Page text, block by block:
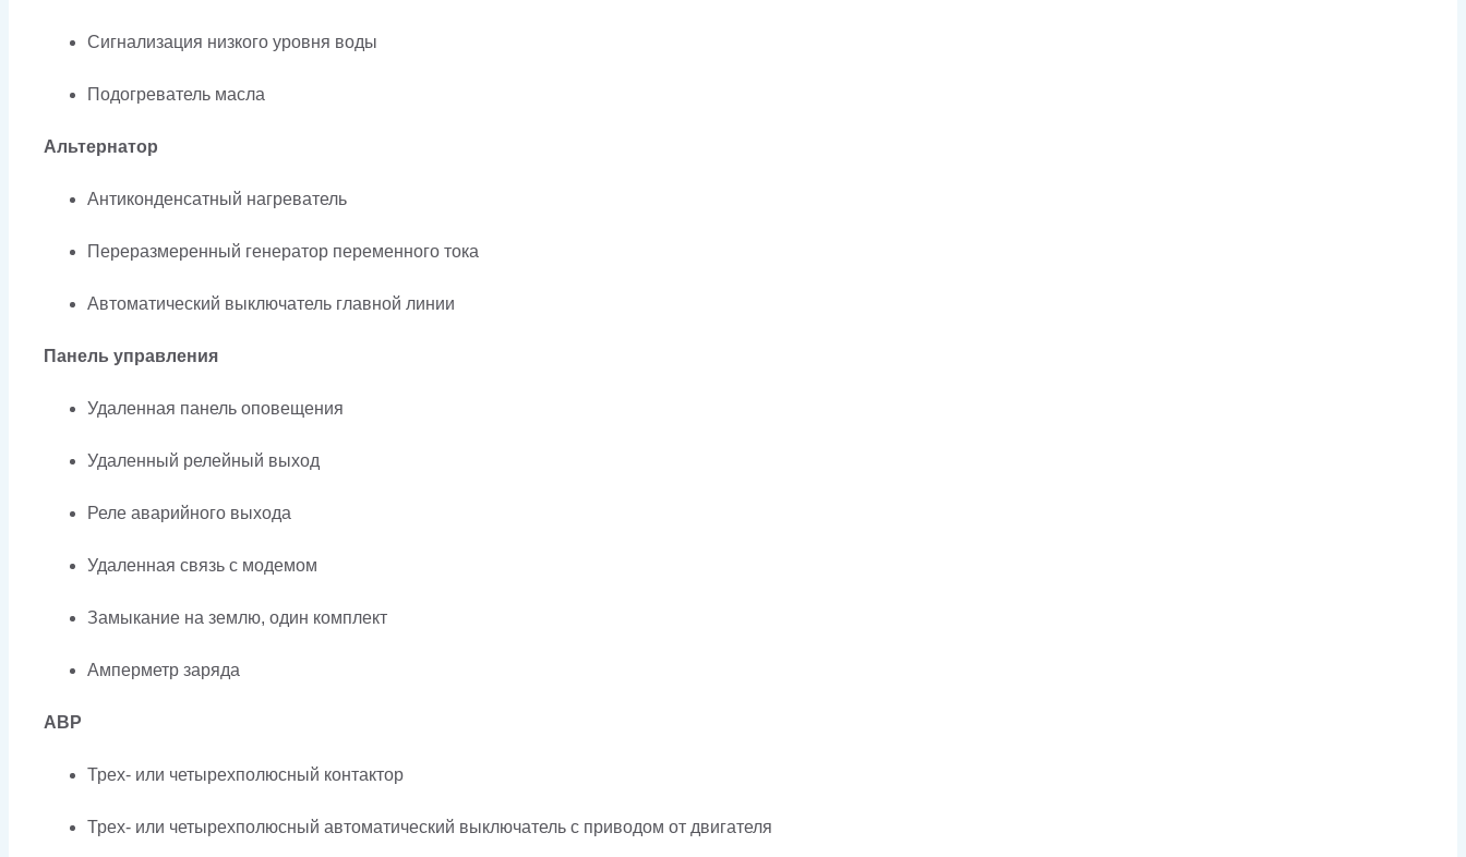
Сигнализация низкого уровня воды
Подогреватель масла
Альтернатор
Антиконденсатный нагреватель
Переразмеренный генератор переменного тока
Автоматический выключатель главной линии
Панель управления
Удаленная панель оповещения
Удаленный релейный выход
Реле аварийного выхода
Удаленная связь с модемом
Замыкание на землю, один комплект
Амперметр заряда
АВР
Трех- или четырехполюсный контактор
Трех- или четырехполюсный автоматический выключатель с приводом от двигателя